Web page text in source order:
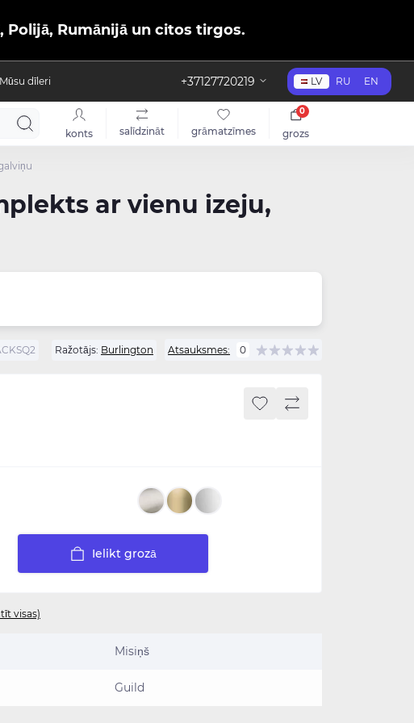
Rumānijā un citos tirgos.
Mūsu dīleri +37127720219 LV RU EN
konts salīdzināt grāmatzīmes grozs
0
ar vienu izeju,
Ražotājs: Burlington Atsauksmes: 0
Ielikt grozā
visas)
Misiņš
Guild